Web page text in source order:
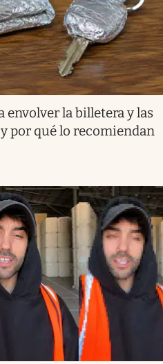
envolver la billetera y las
por qué lo recomiendan